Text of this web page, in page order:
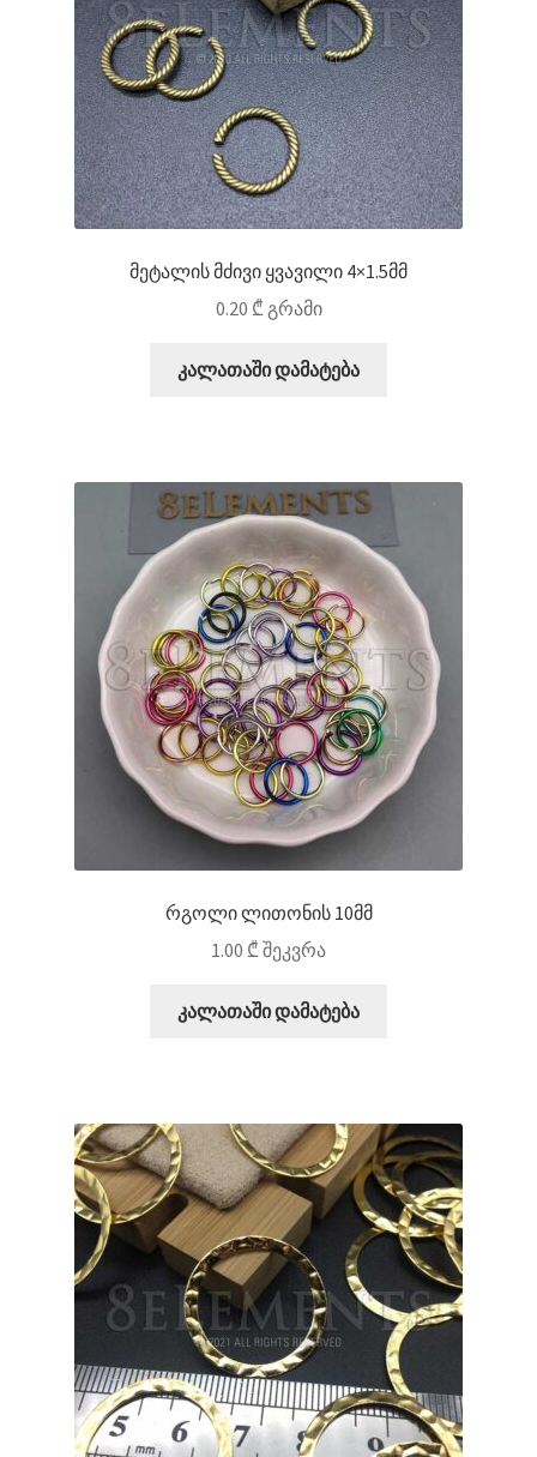
მეტალის მძივი ყვავილი 4×1.5მმ
0.20 ₾გრამი
კალათაში დამატება
რგოლი ლითონის 10მმ
1.00 ₾ შეკვრა
კალათაში დამატება